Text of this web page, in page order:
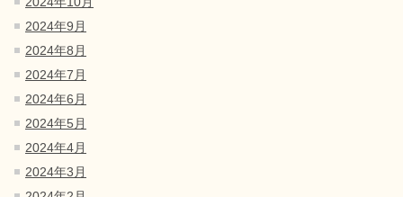
2024年9月
2024年8月
2024年7月
2024年6月
2024年5月
2024年4月
2024年3月